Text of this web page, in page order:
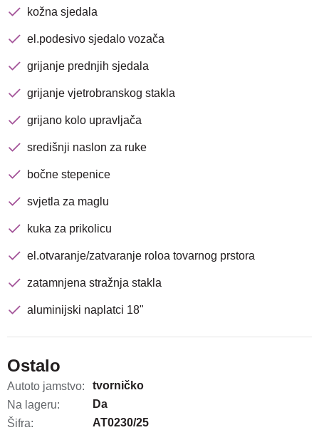
kožna sjedala
el.podesivo sjedalo vozača
grijanje prednjih sjedala
grijanje vjetrobranskog stakla
grijano kolo upravljača
središnji naslon za ruke
bočne stepenice
svjetla za maglu
kuka za prikolicu
el.otvaranje/zatvaranje roloa tovarnog prstora
zatamnjena stražnja stakla
aluminijski naplatci 18"
Ostalo
Autoto jamstvo:
tvorničko
Na lageru:
Da
Šifra:
AT0230/25